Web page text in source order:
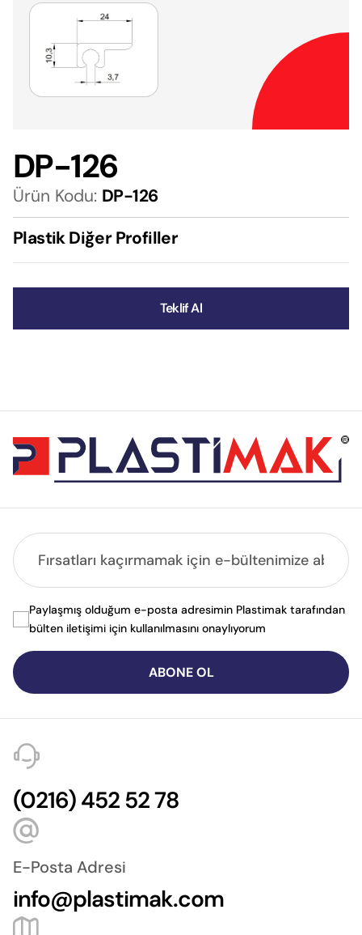
DP-126
Ürün Kodu: DP-126
Plastik Diğer Profiller
Teklif Al
ABONE OL
Paylaşmış olduğum e-posta adresimin Plastimak tarafından
bülten iletişimi için kullanılmasını onaylıyorum
(0216) 452 52 78
E-Posta Adresi
info@plastimak.com